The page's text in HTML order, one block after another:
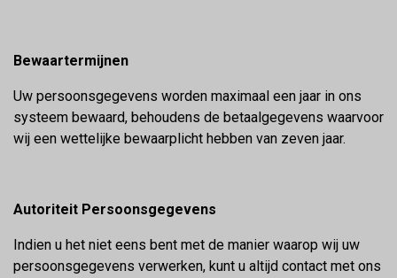
Bewaartermijnen
Uw persoonsgegevens worden maximaal een jaar in ons
systeem bewaard, behoudens de betaalgegevens waarvoor
wij een wettelijke bewaarplicht hebben van zeven jaar.
Autoriteit Persoonsgegevens
Indien u het niet eens bent met de manier waarop wij uw
persoonsgegevens verwerken, kunt u altijd contact met ons